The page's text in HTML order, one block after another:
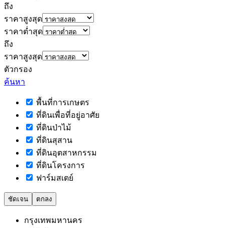
ถึง
ราคาสูงสุด
ราคาต่ำสุด
ถึง
ราคาสูงสุด
ตัวกรอง
ค้นหา
พื้นที่การเกษตร
ที่ดินเพื่อที่อยู่อาศัย
ที่ดินป่าไม้
ที่ดินสุสาน
ที่ดินอุตสาหกรรม
ที่ดินโครงการ
ฟาร์มสเตย์
ชัดเจน ตกลง
กรุงเทพมหานคร